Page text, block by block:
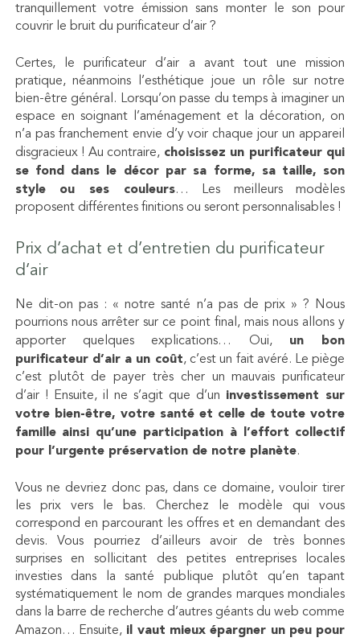
tranquillement votre émission sans monter le son pour
couvrir le bruit du purificateur d’air ?
Certes, le purificateur d’air a avant tout une mission
pratique, néanmoins l’esthétique joue un rôle sur notre
bien-être général. Lorsqu’on passe du temps à imaginer un
espace en soignant l’aménagement et la décoration, on
n’a pas franchement envie d’y voir chaque jour un appareil
disgracieux ! Au contraire, choisissez un purificateur qui
se fond dans le décor par sa forme, sa taille, son
style ou ses couleurs… Les meilleurs modèles
proposent différentes finitions ou seront personnalisables !
Prix d’achat et d’entretien du purificateur
d’air
Ne dit-on pas : « notre santé n’a pas de prix » ? Nous
pourrions nous arrêter sur ce point final, mais nous allons y
apporter quelques explications… Oui, un bon
purificateur d’air a un coût, c’est un fait avéré. Le piège
c’est plutôt de payer très cher un mauvais purificateur
d’air ! Ensuite, il ne s’agit que d’un investissement sur
votre bien-être, votre santé et celle de toute votre
famille ainsi qu’une participation à l’effort collectif
pour l’urgente préservation de notre planète.
Vous ne devriez donc pas, dans ce domaine, vouloir tirer
les prix vers le bas. Cherchez le modèle qui vous
correspond en parcourant les offres et en demandant des
devis. Vous pourriez d’ailleurs avoir de très bonnes
surprises en sollicitant des petites entreprises locales
investies dans la santé publique plutôt qu’en tapant
systématiquement le nom de grandes marques mondiales
dans la barre de recherche d’autres géants du web comme
Amazon… Ensuite, il vaut mieux épargner un peu pour